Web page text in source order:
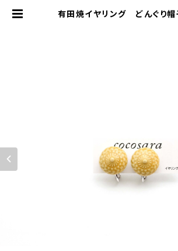
有田焼イヤリング どんぐり